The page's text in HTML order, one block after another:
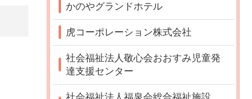
かのやグランドホテル
虎コーポレーション株式会社
社会福祉法人敬心会おおすみ児童発
達支援センター
社会福祉法人福泉会総合福祉施設